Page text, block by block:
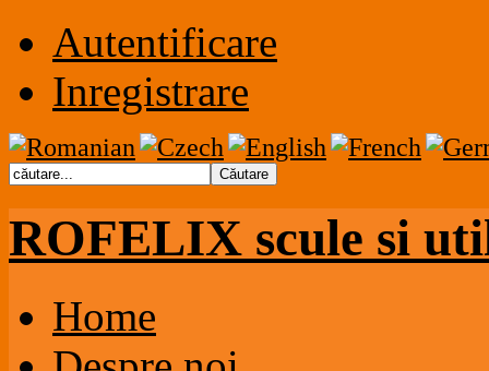
Autentificare
Inregistrare
ROFELIX scule si
Home